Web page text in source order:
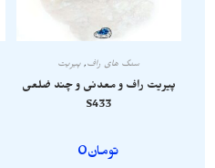
سنگ های راف, پیریت
پیریت راف و معدنی و چند ضلعی
S433
تومان0